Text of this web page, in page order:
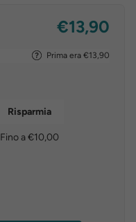
€13,90
Prima era €13,90
Risparmia
Fino a €10,00